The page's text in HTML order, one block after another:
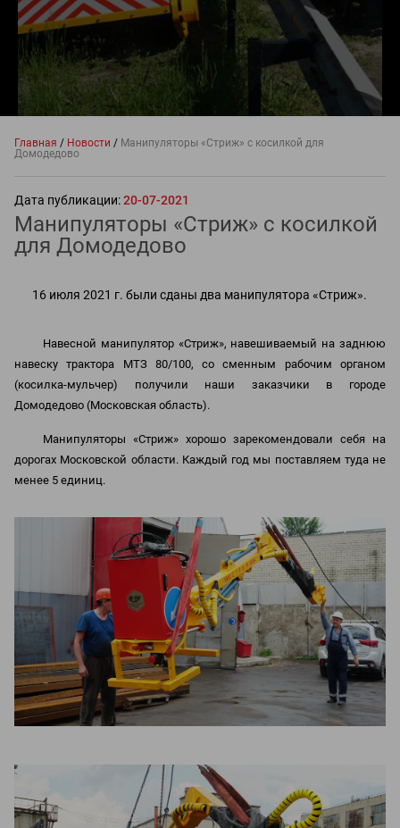
Главная / Новости / Манипуляторы «Стриж» с косилкой для
Домодедово
Манипуляторы «Стриж» с косилкой
для Домодедово
Дата публикации:20-07-2021
16 июля 2021 г. были сданы два манипулятора «Стриж».
Навесной манипулятор «Стриж», навешиваемый на заднюю
навеску трактора МТЗ 80/100, со сменным рабочим органом
(косилка-мульчер) получили наши заказчики в городе
Домодедово (Московская область).
Манипуляторы «Стриж» хорошо зарекомендовали себя на
дорогах Московской области. Каждый год мы поставляем туда не
менее 5 единиц.